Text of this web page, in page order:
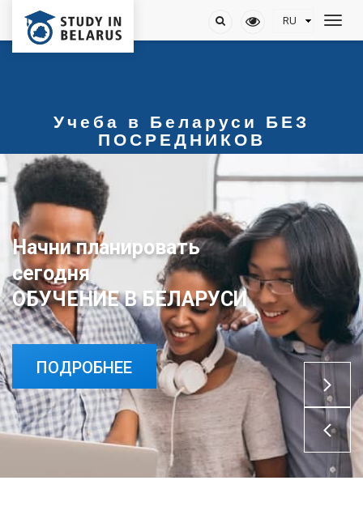
Учеба в Беларуси БЕЗ
ПОСРЕДНИКОВ
Начни планировать
сегодня
ОБУЧЕНИЕ В БЕЛАРУСИ
ПОДРОБНЕЕ
ОБУЧЕНИЕ В БЕЛАРУСИ
ПОДРОБНЕЕ